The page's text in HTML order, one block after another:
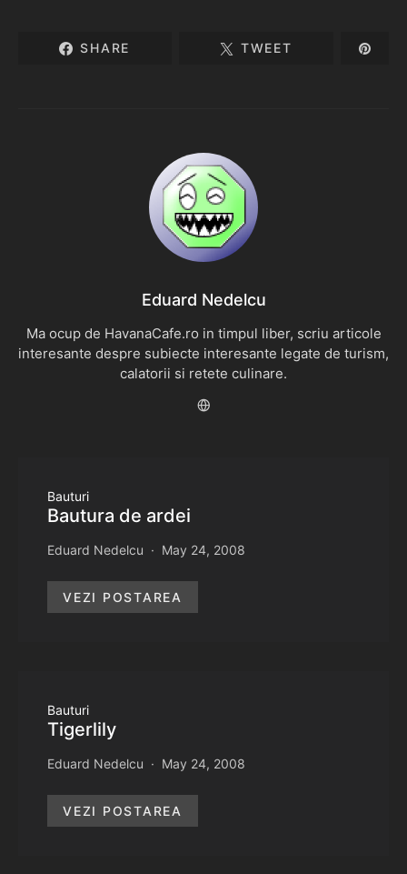
SHARE TWEET
Eduard Nedelcu
Ma ocup de HavanaCafe.ro in timpul liber, scriu articole
interesante despre subiecte interesante legate de turism,
calatorii si retete culinare.
Bauturi
Bautura de ardei
Eduard Nedelcu May 24, 2008
VEZI POSTAREA
Bauturi
Tigerlily
Eduard Nedelcu May 24, 2008
VEZI POSTAREA